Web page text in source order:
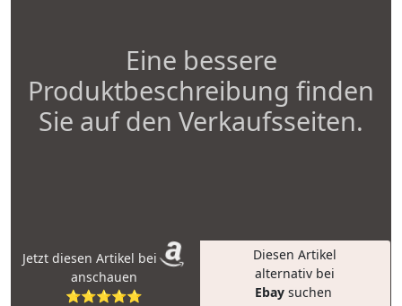
Eine bessere
Produktbeschreibung finden
Sie auf den Verkaufsseiten.
Jetzt diesen Artikel bei
anschauen
⭐⭐⭐⭐⭐
Diesen Artikel
alternativ bei
Ebay suchen